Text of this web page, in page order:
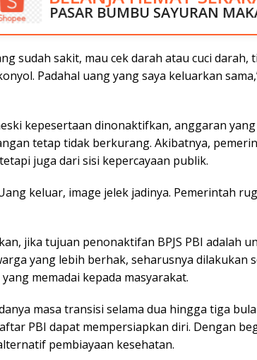
RUMAH LISTRIK MAKASSAR
PASAR BUMBU SAYURAN
sudah sakit, mau cek darah atau cuci
Padahal uang yang saya keluarkan
kepesertaan dinonaktifkan, anggaran
tetap tidak berkurang. Akibatnya,
juga dari sisi kepercayaan publik.
keluar, image jelek jadinya. Pemerintah
jika tujuan penonaktifan BPJS PBI adalah
yang lebih berhak, seharusnya dilakukan
memadai kepada masyarakat.
masa transisi selama dua hingga tiga
PBI dapat mempersiapkan diri. Dengan
pembiayaan kesehatan.